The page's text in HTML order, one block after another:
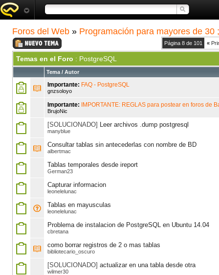
Foros del Web » Programación para mayores de 30
Página 8 de 101 «
Temas en el Foro : PostgreSQL
Tema / Autor
Importante: FAQ - PostgreSQL
gnzsoloyo
Importante: IMPORTANTE: REGLAS para postear en foros de
BrujoNic
[SOLUCIONADO] Leer archivos .dump postgresql
manyblue
Consultar tablas sin antecederlas con nombre de BD
albertmac
Tablas temporales desde ireport
German23
Capturar informacion
leonelelunac
Tablas en mayusculas
leonelelunac
Problema de instalacion de PostgreSQL en Ubuntu 14.04
cbretana
como borrar registros de 2 o mas tablas
bibliotecario_oscuro
[SOLUCIONADO] actualizar en una tabla desde otra
wilmer30